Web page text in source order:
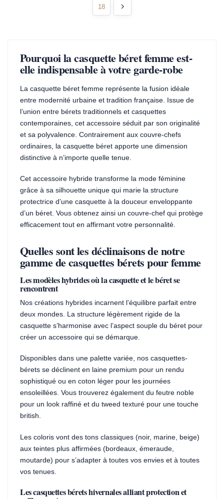
18
Pourquoi la casquette béret femme est-
elle indispensable à votre garde-robe
La casquette béret femme représente la fusion idéale
entre modernité urbaine et tradition française. Issue de
l’union entre bérets traditionnels et casquettes
contemporaines, cet accessoire séduit par son originalité
et sa polyvalence. Contrairement aux couvre-chefs
ordinaires, la casquette béret apporte une dimension
distinctive à n’importe quelle tenue.
Cet accessoire hybride transforme la mode féminine
grâce à sa silhouette unique qui marie la structure
protectrice d’une casquette à la douceur enveloppante
d’un béret. Vous obtenez ainsi un couvre-chef qui protège
efficacement tout en affirmant votre personnalité.
Quelles sont les déclinaisons de notre
gamme de casquettes bérets pour femme
Les modèles hybrides où la casquette et le béret se
rencontrent
Nos créations hybrides incarnent l’équilibre parfait entre
deux mondes. La structure légèrement rigide de la
casquette s’harmonise avec l’aspect souple du béret pour
créer un accessoire qui se démarque.
Disponibles dans une palette variée, nos casquettes-
bérets se déclinent en laine premium pour un rendu
sophistiqué ou en coton léger pour les journées
ensoleillées. Vous trouverez également du feutre noble
pour un look raffiné et du tweed texturé pour une touche
british.
Les coloris vont des tons classiques (noir, marine, beige)
aux teintes plus affirmées (bordeaux, émeraude,
moutarde) pour s’adapter à toutes vos envies et à toutes
vos tenues.
Les casquettes bérets hivernales alliant protection et